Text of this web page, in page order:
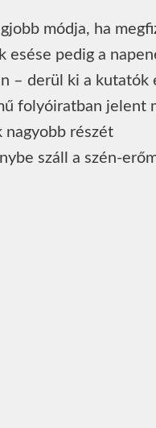
módja, ha
pedig a
– derül ki a kutatók
folyóiratban jelent
nagyobb részét
száll a szén-